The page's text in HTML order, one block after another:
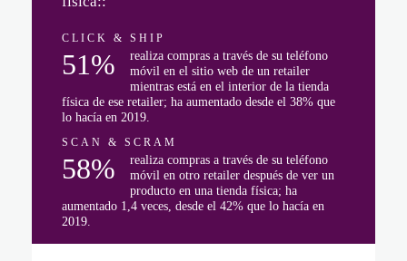
CLICK & SHIP
51%
realiza compras a través de su teléfono
móvil en el sitio web de un retailer
mientras está en el interior de la tienda
física de ese retailer; ha aumentado desde el 38% que
lo hacía en 2019.
SCAN & SCRAM
58%
realiza compras a través de su teléfono
móvil en otro retailer después de ver un
producto en una tienda física; ha
aumentado 1,4 veces, desde el 42% que lo hacía en
2019.